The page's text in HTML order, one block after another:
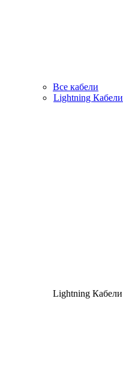
Все кабели
Lightning Кабели
Lightning Кабели